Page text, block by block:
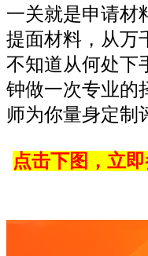
一关就是申请材
提面材料，从万
不知道从何处下
钟做一次专业的
师为你量身定制
点击下图，立